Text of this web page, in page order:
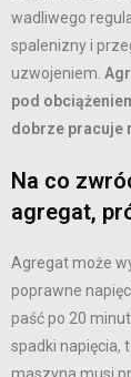
wadliwego
spalenizny i
uzwojeniem.
pod
dobrze pracuje
Na co
agregat,
Agregat może
poprawne
paść po 20
spadki napięcia,